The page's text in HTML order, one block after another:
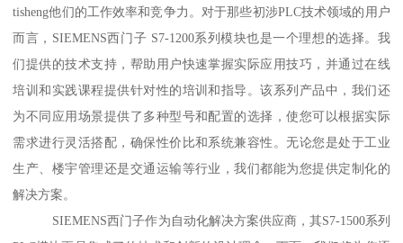
tisheng他们的工作效率和竞争力。对于那些初涉PLC技术领域的用户
而言，SIEMENS西门子 S7-1200系列模块也是一个理想的选择。我
们提供的技术支持，帮助用户快速掌握实际应用技巧，并通过在线
培训和实践课程提供针对性的培训和指导。该系列产品中，我们还
为不同应用场景提供了多种型号和配置的选择，使您可以根据实际
需求进行灵活搭配，确保性价比和系统兼容性。无论您是处于工业
生产、楼宇管理还是交通运输等行业，我们都能为您提供定制化的
解决方案。
SIEMENS西门子作为自动化解决方案供应商，其S7-1500系列